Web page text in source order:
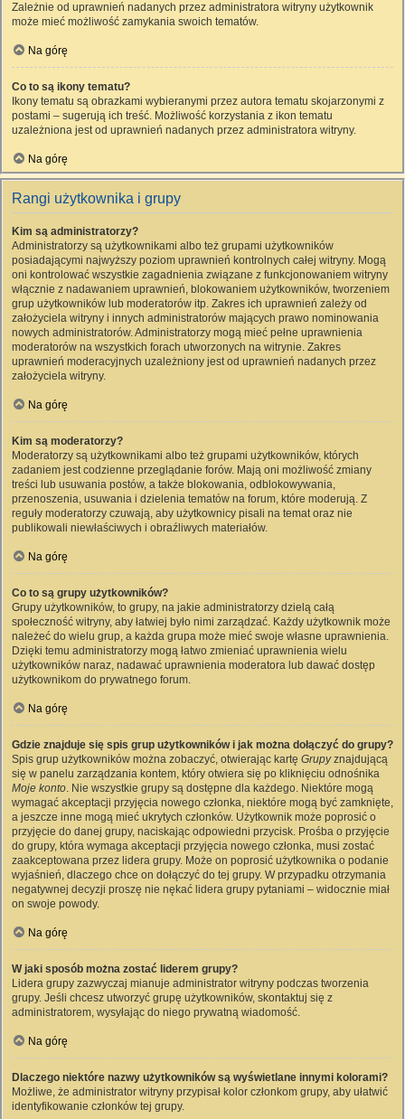
Zależnie od uprawnień nadanych przez administratora witryny użytkownik
może mieć możliwość zamykania swoich tematów.
Na górę
Co to są ikony tematu?
Ikony tematu są obrazkami wybieranymi przez autora tematu skojarzonymi z
postami – sugerują ich treść. Możliwość korzystania z ikon tematu
uzależniona jest od uprawnień nadanych przez administratora witryny.
Na górę
Rangi użytkownika i grupy
Kim są administratorzy?
Administratorzy są użytkownikami albo też grupami użytkowników
posiadającymi najwyższy poziom uprawnień kontrolnych całej witryny. Mogą
oni kontrolować wszystkie zagadnienia związane z funkcjonowaniem witryny
włącznie z nadawaniem uprawnień, blokowaniem użytkowników, tworzeniem
grup użytkowników lub moderatorów itp. Zakres ich uprawnień zależy od
założyciela witryny i innych administratorów mających prawo nominowania
nowych administratorów. Administratorzy mogą mieć pełne uprawnienia
moderatorów na wszystkich forach utworzonych na witrynie. Zakres
uprawnień moderacyjnych uzależniony jest od uprawnień nadanych przez
założyciela witryny.
Na górę
Kim są moderatorzy?
Moderatorzy są użytkownikami albo też grupami użytkowników, których
zadaniem jest codzienne przeglądanie forów. Mają oni możliwość zmiany
treści lub usuwania postów, a także blokowania, odblokowywania,
przenoszenia, usuwania i dzielenia tematów na forum, które moderują. Z
reguły moderatorzy czuwają, aby użytkownicy pisali na temat oraz nie
publikowali niewłaściwych i obraźliwych materiałów.
Na górę
Co to są grupy użytkowników?
Grupy użytkowników, to grupy, na jakie administratorzy dzielą całą
społeczność witryny, aby łatwiej było nimi zarządzać. Każdy użytkownik może
należeć do wielu grup, a każda grupa może mieć swoje własne uprawnienia.
Dzięki temu administratorzy mogą łatwo zmieniać uprawnienia wielu
użytkowników naraz, nadawać uprawnienia moderatora lub dawać dostęp
użytkownikom do prywatnego forum.
Na górę
Gdzie znajduje się spis grup użytkowników i jak można dołączyć do grupy?
Spis grup użytkowników można zobaczyć, otwierając kartę Grupyznajdującą
się w panelu zarządzania kontem, który otwiera się po kliknięciu odnośnika
Moje konto. Nie wszystkie grupy są dostępne dla każdego. Niektóre mogą
wymagać akceptacji przyjęcia nowego członka, niektóre mogą być zamknięte,
a jeszcze inne mogą mieć ukrytych członków. Użytkownik może poprosić o
przyjęcie do danej grupy, naciskając odpowiedni przycisk. Prośba o przyjęcie
do grupy, która wymaga akceptacji przyjęcia nowego członka, musi zostać
zaakceptowana przez lidera grupy. Może on poprosić użytkownika o podanie
wyjaśnień, dlaczego chce on dołączyć do tej grupy. W przypadku otrzymania
negatywnej decyzji proszę nie nękać lidera grupy pytaniami – widocznie miał
on swoje powody.
Na górę
W jaki sposób można zostać liderem grupy?
Lidera grupy zazwyczaj mianuje administrator witryny podczas tworzenia
grupy. Jeśli chcesz utworzyć grupę użytkowników, skontaktuj się z
administratorem, wysyłając do niego prywatną wiadomość.
Na górę
Dlaczego niektóre nazwy użytkowników są wyświetlane innymi kolorami?
Możliwe, że administrator witryny przypisał kolor członkom grupy, aby ułatwić
identyfikowanie członków tej grupy.